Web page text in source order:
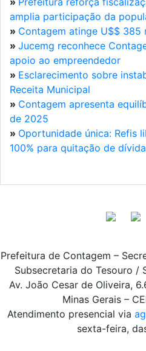
amplia participação da
» Contagem atinge U$$ 385
» Jucemg reconhece
apoio ao empreendedor
» Esclarecimento sobre
Receita Municipal
» Contagem apresenta
de 2025
» Oportunidade única: Refis
100% para quitação de
Prefeitura de Contagem –
Subsecretaria do Tesouro /
Av. João Cesar de Oliveira,
Minas Gerais –
Atendimento presencial via
sexta-feira,